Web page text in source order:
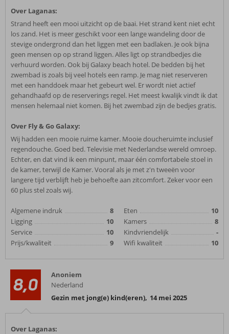
Over Laganas:
Strand heeft een mooi uitzicht op de baai. Het strand kent niet echt
los zand. Het is meer geschikt voor een lange wandeling door de
stevige ondergrond dan het liggen met een badlaken. Je ook bijna
geen mensen op op strand liggen. Alles ligt op strandbedjes die
verhuurd worden. Ook bij Galaxy beach hotel. De bedden bij het
zwembad is zoals bij veel hotels een ramp. Je mag niet reserveren
met een handdoek maar het gebeurt wel. Er wordt niet actief
gehandhaafd op de reserverings regel. Het meest kwalijk vindt ik dat
mensen helemaal niet komen. Bij het zwembad zijn de bedjes gratis.
Over Fly & Go Galaxy:
Wij hadden een mooie ruime kamer. Mooie doucheruimte inclusief
regendouche. Goed bed. Televisie met Nederlandse wereld omroep.
Echter, en dat vind ik een minpunt, maar één comfortabele stoel in
de kamer, terwijl de Kamer. Vooral als je met z'n tweeën voor
langere tijd verblijft heb je behoefte aan zitcomfort. Zeker voor een
60 plus stel zoals wij.
Algemene indruk
8
Ligging
10
Service
10
Prijs/kwaliteit
9
Eten
10
Kamers
8
Kindvriendelijk
-
Wifi kwaliteit
10
8,0
Anoniem
Nederland
Gezin met jong(e) kind(eren), 14 mei 2025
Over Laganas: